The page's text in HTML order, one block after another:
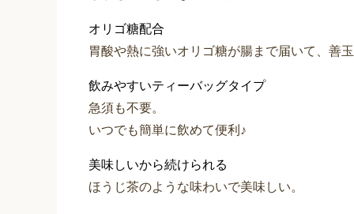
オリゴ糖配合
胃酸や熱に強いオリゴ糖が腸まで届いて、善
飲みやすいティーバッグタイプ
急須も不要。
いつでも簡単に飲めて便利♪
美味しいから続けられる
ほうじ茶のような味わいで美味しい。